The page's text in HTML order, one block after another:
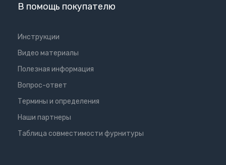
В помощь покупателю
Инструкции
Видео материалы
Полезная информация
Вопрос-ответ
Термины и определения
Наши партнеры
Таблица совместимости фурнитуры